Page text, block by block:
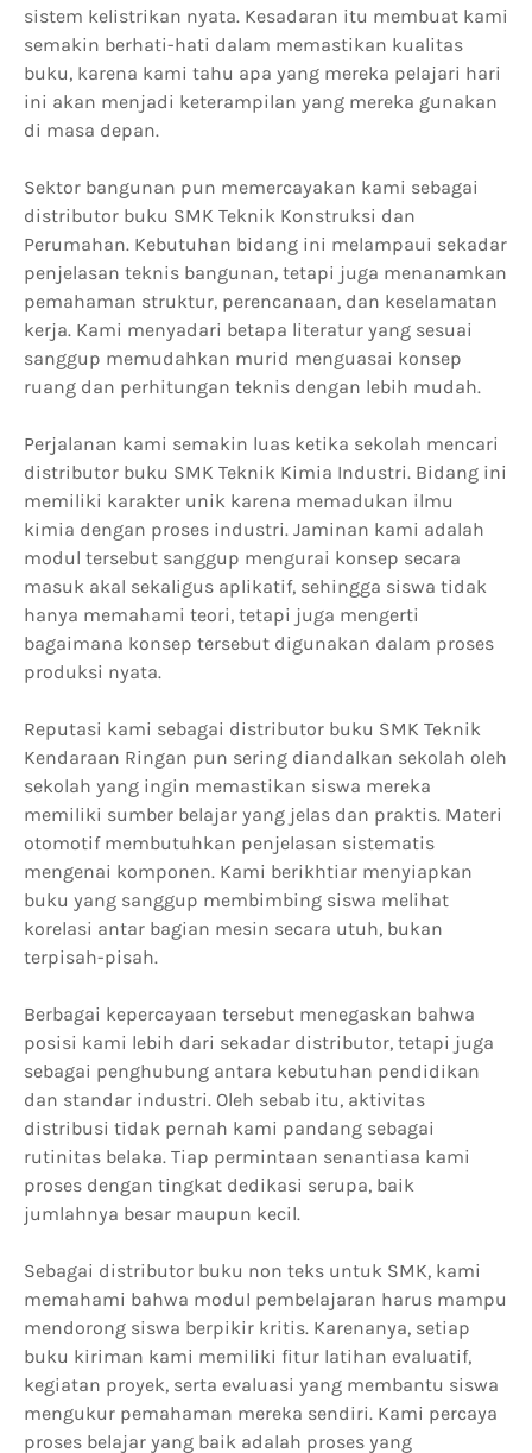
sistem kelistrikan nyata. Kesadaran itu membuat kami
semakin berhati-hati dalam memastikan kualitas
buku, karena kami tahu apa yang mereka pelajari hari
ini akan menjadi keterampilan yang mereka gunakan
di masa depan.
Sektor bangunan pun memercayakan kami sebagai
distributor buku SMK Teknik Konstruksi dan
Perumahan. Kebutuhan bidang ini melampaui sekadar
penjelasan teknis bangunan, tetapi juga menanamkan
pemahaman struktur, perencanaan, dan keselamatan
kerja. Kami menyadari betapa literatur yang sesuai
sanggup memudahkan murid menguasai konsep
ruang dan perhitungan teknis dengan lebih mudah.
Perjalanan kami semakin luas ketika sekolah mencari
distributor buku SMK Teknik Kimia Industri. Bidang ini
memiliki karakter unik karena memadukan ilmu
kimia dengan proses industri. Jaminan kami adalah
modul tersebut sanggup mengurai konsep secara
masuk akal sekaligus aplikatif, sehingga siswa tidak
hanya memahami teori, tetapi juga mengerti
bagaimana konsep tersebut digunakan dalam proses
produksi nyata.
Reputasi kami sebagai distributor buku SMK Teknik
Kendaraan Ringan pun sering diandalkan sekolah oleh
sekolah yang ingin memastikan siswa mereka
memiliki sumber belajar yang jelas dan praktis. Materi
otomotif membutuhkan penjelasan sistematis
mengenai komponen. Kami berikhtiar menyiapkan
buku yang sanggup membimbing siswa melihat
korelasi antar bagian mesin secara utuh, bukan
terpisah-pisah.
Berbagai kepercayaan tersebut menegaskan bahwa
posisi kami lebih dari sekadar distributor, tetapi juga
sebagai penghubung antara kebutuhan pendidikan
dan standar industri. Oleh sebab itu, aktivitas
distribusi tidak pernah kami pandang sebagai
rutinitas belaka. Tiap permintaan senantiasa kami
proses dengan tingkat dedikasi serupa, baik
jumlahnya besar maupun kecil.
Sebagai distributor buku non teks untuk SMK, kami
memahami bahwa modul pembelajaran harus mampu
mendorong siswa berpikir kritis. Karenanya, setiap
buku kiriman kami memiliki fitur latihan evaluatif,
kegiatan proyek, serta evaluasi yang membantu siswa
mengukur pemahaman mereka sendiri. Kami percaya
proses belajar yang baik adalah proses yang